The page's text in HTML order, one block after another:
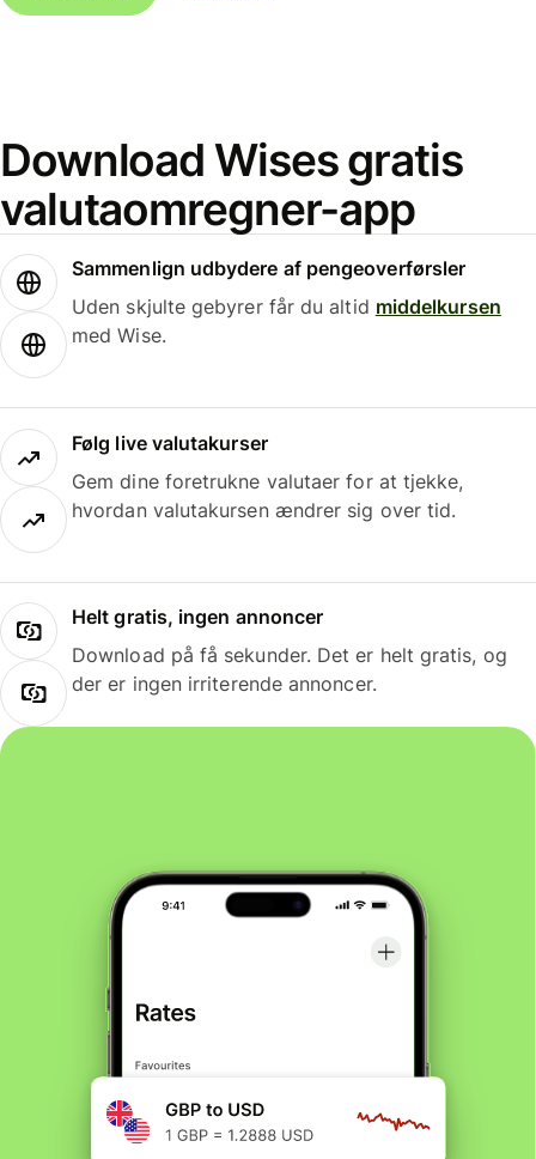
Download Wises gratis
valutaomregner-app
Sammenlign udbydere af pengeoverførsler
Uden skjulte gebyrer får du altid middelkursen
med Wise.
Følg live valutakurser
Gem dine foretrukne valutaer for at tjekke,
hvordan valutakursen ændrer sig over tid.
Helt gratis, ingen annoncer
Download på få sekunder. Det er helt gratis, og
der er ingen irriterende annoncer.